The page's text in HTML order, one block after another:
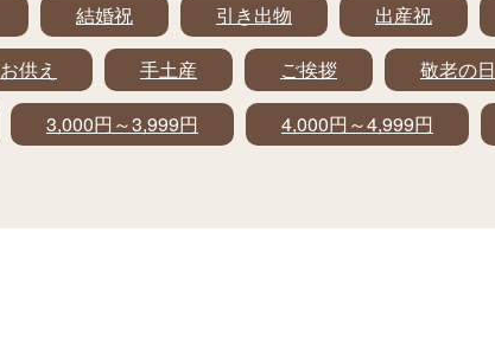
結婚祝 引き出物 出産祝
お供え 手土産 ご挨拶 敬老の日
3,000円～3,999円 4,000円～4,999円